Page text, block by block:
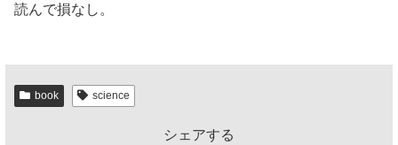
読んで損なし。
book science
シェアする